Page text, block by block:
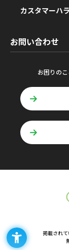
カスタマーハ
お問い合わせ
お困りの
掲載され